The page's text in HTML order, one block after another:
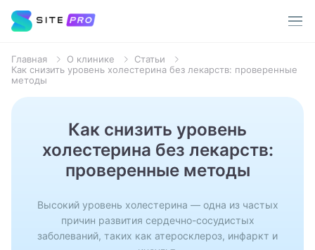
Услуги
Врачи
О клинике
Пациентам
Терапевт
Стоматолог
Уролог
Главная О клинике
Статьи
Как снизить уровень холестерина без лекарств: проверенные
методы
Как снизить уровень
холестерина без лекарств:
проверенные методы
Высокий уровень холестерина — одна из частых
причин развития сердечно-сосудистых
заболеваний, таких как атеросклероз, инфаркт и